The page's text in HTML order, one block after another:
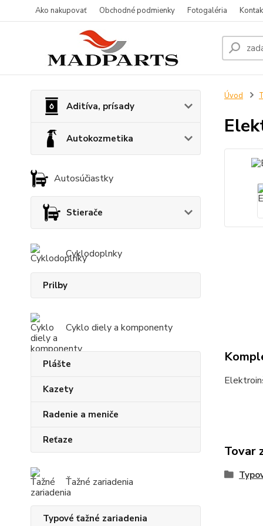
Ako nakupovať Obchodné podmienky Fotogaléria
Aditíva, prísady
Autokozmetika
Autosúčiastky
Stierače
Cyklodoplnky
Prilby
Cyklo diely a komponenty
Plášte
Kazety
Radenie a meniče
Reťaze
Ťažné zariadenia
Typové ťažné zariadenia
Úvod
Tovar